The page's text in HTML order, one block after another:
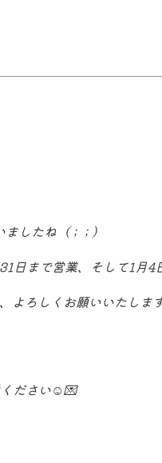
したね（ ; ; ）
日まで営業、そして1月4
よろしくお願いいたしま
ださい☺️💌